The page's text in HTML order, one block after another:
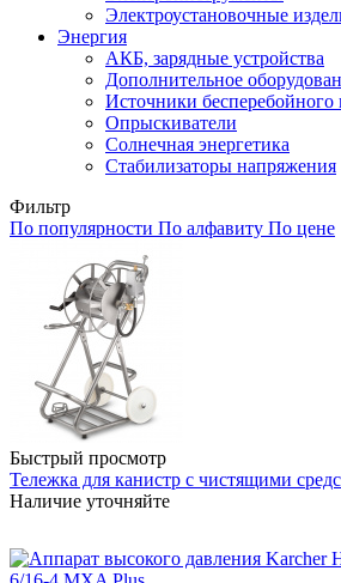
Электроустановочные
Энергия
АКБ, зарядные устройства
Дополнительное
Источники
Опрыскиватели
Солнечная энергетика
Стабилизаторы напряжения
Фильтр
По популярности По алфавиту По цене
Быстрый просмотр
Тележка для канистр с чистящими
Наличие уточняйте